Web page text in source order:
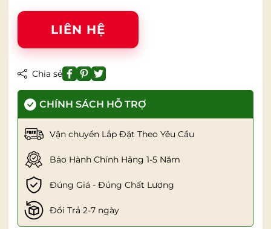
LIÊN HỆ
Chia sẻ
CHÍNH SÁCH HỖ TRỢ
Vận chuyển Lắp Đặt Theo Yêu Cầu
Bảo Hành Chính Hãng 1-5 Năm
Đúng Giá - Đúng Chất Lượng
Đổi Trả 2-7 ngày